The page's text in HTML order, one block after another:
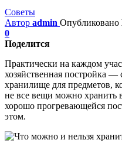
Советы
Автор admin Опубликовано
0
Поделится
Практически на каждом
хозяйственная постройка —
хранилище для предметов,
не все вещи можно хранить
хорошо прогревающейся
этом.